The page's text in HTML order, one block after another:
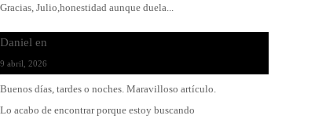
Gracias, Julio,honestidad aunque duela...
Daniel en
9 abril, 2026
Buenos días, tardes o noches. Maravilloso artículo.
Lo acabo de encontrar porque estoy buscando